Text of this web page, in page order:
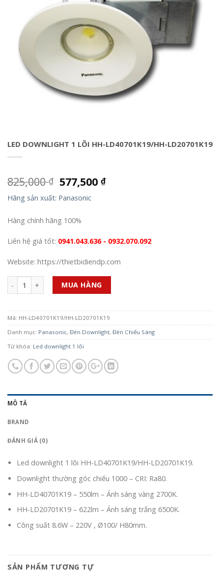
LED DOWNLIGHT 1 LÕI HH-LD40701K19/HH-LD20701K19
825,000₫ 577,500₫
Hãng sản xuất: Panasonic
Hàng chính hãng 100%
Liên hệ giá tốt: 0941.043.636 - 0932.070.092
Website: https://thietbidiendp.com
Số lượng MUA HÀNG
Mã: HH-LD40701K19/HH-LD20701K19
Danh mục: Panasonic, Đèn Downlight, Đèn Chiếu Sáng
Từ khóa: Led downlight 1 lõi
MÔ TẢ
BRAND
ĐÁNH GIÁ (0)
Led downlight 1 lõi HH-LD40701K19/HH-LD20701K19.
Downlight thường góc chiếu 1000 – CRI: Ra80.
HH-LD40701K19 – 550lm – Ánh sáng vàng 2700K.
HH-LD20701K19 – 622lm – Ánh sáng trắng 6500K.
Công suất 8.6W – 220V , Ø100/ H80mm.
SẢN PHẨM TƯƠNG TỰ